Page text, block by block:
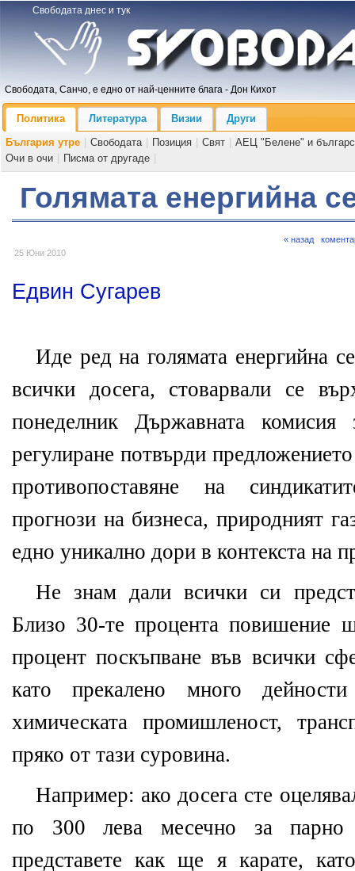
Свободата днес и тук
Свободата, Санчо, е едно от най-ценните блага - Дон Кихот
Политика Литература Визии
Други
България утре
Свободата Позиция Свят
АЕЦ "Белене" и
Очи в очи
Писма от другаде
Голямата енергийна
25 Юни 2010
« назад
Едвин Сугарев
Иде ред на голямата енергийна
всички досега, стоварвали се
понеделник Държавната
регулиране потвърди
противопоставяне на
прогнози на бизнеса, природният
едно уникално дори в контекста на
Не знам дали всички си
Близо 30-те процента повишение
процент поскъпване във всички
като прекалено много
химическата промишленост,
пряко от тази суровина.
Например: ако досега сте
по 300 лева месечно за парно
представете как ще я карате,